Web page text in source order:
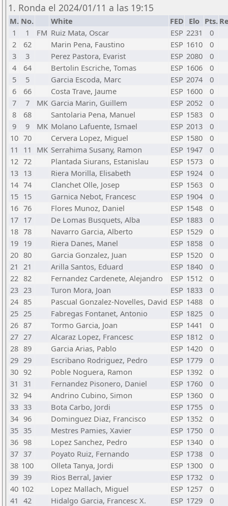
1. Ronda el 2024/01/11 a las 19:15
M. No. White FED Elo Pts.
1
1 FM Ruiz Mata, Oscar ESP 2231
0
2
62 Marin Pena, Faustino ESP 1610
0
3
3 Perez Pastora, Evarist ESP 2080
0
4
64 Bertolin Escriche, Tomas ESP 1606
0
5
5 Garcia Escoda, Marc ESP 2074
0
6
66 Costa Trave, Jaume ESP 1600
0
7
7 MK Garcia Marin, Guillem ESP 2052
0
8
68 Santolaria Pena, Manuel ESP 1583
0
9
9 MK Molano Lafuente, Ismael ESP 2013
0
10 70 Cervera Lopez, Miguel ESP 1580
0
11
11 MK Serrahima Susany, Ramon ESP 1947
0
12 72 Plantada Siurans, Estanislau ESP 1573
0
13 13 Riera Morilla, Elisabeth ESP 1924
0
14 74 Clanchet Olle, Josep ESP 1563
0
15 15 Garnica Nebot, Francesc ESP 1904
0
16 76 Flores Munoz, Daniel ESP 1548
0
17 17 De Lomas Busquets, Alba ESP 1883
0
18 78 Navarro Garcia, Alberto ESP 1529
0
19 19 Riera Danes, Manel ESP 1858
0
20 80 Garcia Gonzalez, Juan ESP 1520
0
21 21 Arilla Santos, Eduard ESP 1840
0
22 82 Fernandez Cardenete, Alejandro ESP 1512
0
23 23 Turon Mora, Joan ESP 1833
0
24 85 Pascual Gonzalez-Novelles, David ESP 1488
0
25 25 Fabregas Fontanet, Antonio ESP 1825
0
26 87 Tormo Garcia, Joan ESP 1441
0
27 27 Alcaraz Lopez, Francesc ESP 1812
0
28 89 Garcia Arias, Pablo ESP 1420
0
29 29 Escribano Rodriguez, Pedro ESP 1779
0
30 92 Poble Noguera, Ramon ESP 1392
0
31 31 Fernandez Pisonero, Daniel ESP 1760
0
32 94 Andrino Cubino, Simon ESP 1360
0
33 33 Bota Carbo, Jordi ESP 1755
0
34 96 Dominguez Diaz, Francisco ESP 1352
0
35 35 Mestres Pamies, Xavier ESP 1750
0
36 98 Lopez Sanchez, Pedro ESP 1340
0
37 37 Poyato Ruiz, Fernando ESP 1738
0
38 100 Olleta Tanya, Jordi ESP 1300
0
39 39 Rios Berral, Javier ESP 1732
0
40 102 Lopez Mallach, Miguel ESP 1257
0
41 42 Hidalgo Garcia, Francesc X. ESP 1729
0